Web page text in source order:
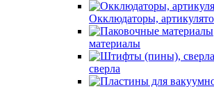
Окклюдаторы,
материалы
сверла